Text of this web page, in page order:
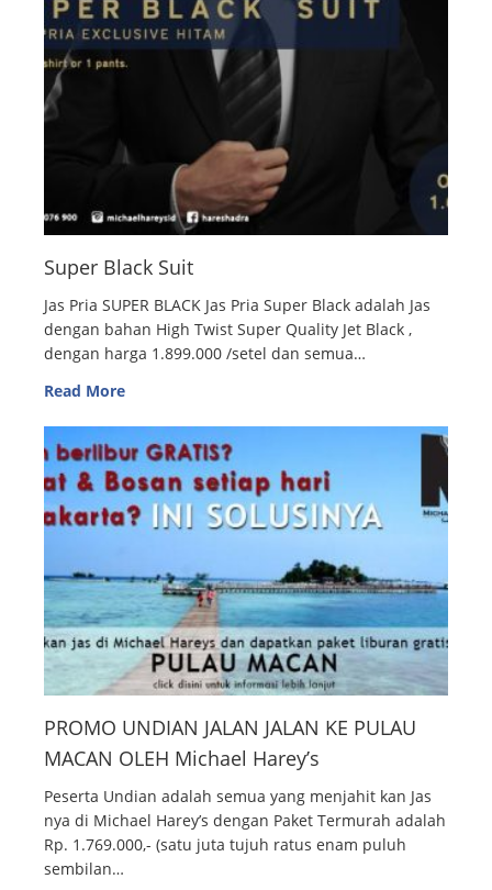
Super Black Suit
Jas Pria SUPER BLACK Jas Pria Super Black adalah Jas
dengan bahan High Twist Super Quality Jet Black ,
dengan harga 1.899.000 /setel dan semua…
Read More
PROMO UNDIAN JALAN JALAN KE PULAU
MACAN OLEH Michael Harey’s
Peserta Undian adalah semua yang menjahit kan Jas
nya di Michael Harey’s dengan Paket Termurah adalah
Rp. 1.769.000,- (satu juta tujuh ratus enam puluh
sembilan…